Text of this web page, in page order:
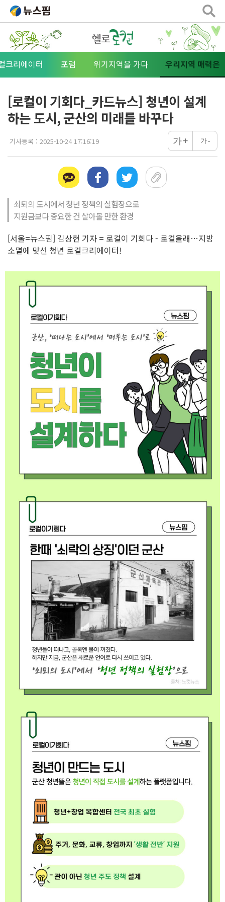
크리에이터 포럼 위기지역을 가다 우리지역 매력은
[로컬이 기회다_카드뉴스] 청년이 설계
하는 도시, 군산의 미래를 바꾸다
기사등록 : 2025-10-24 17:16:19 가+ 가-
쇠퇴의 도시에서 청년 정책의 실험장으로
지원금보다 중요한 건 살아볼 만한 환경
[서울=뉴스핌] 김상현 기자 = 로컬이 기회다 - 로컬올래…지방
소멸에 맞선 청년 로컬크리에이터!